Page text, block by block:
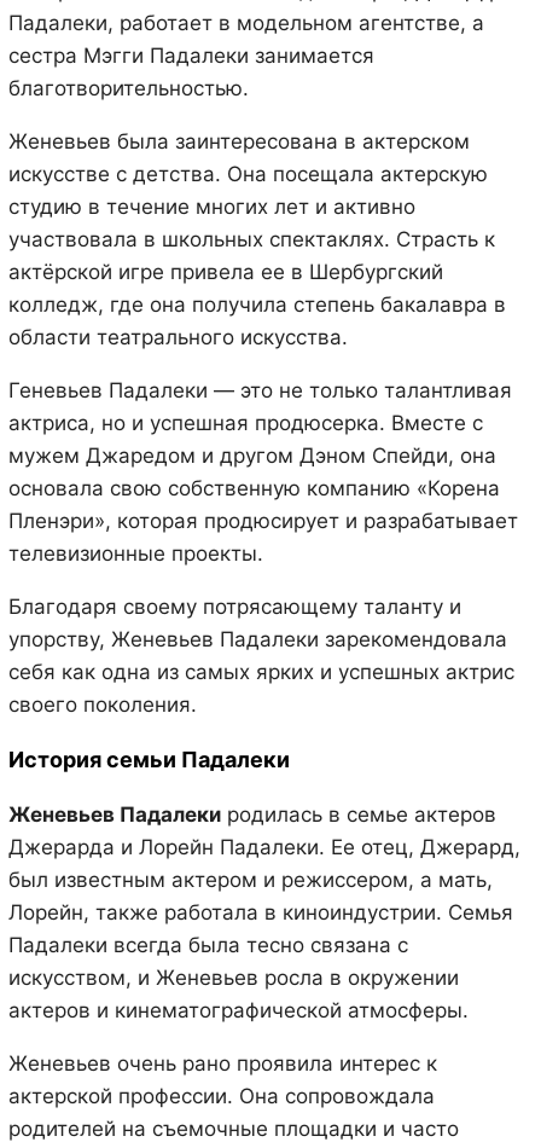
Падалеки, работает в модельном агентстве, а
сестра Мэгги Падалеки занимается
благотворительностью.
Женевьев была заинтересована в актерском
искусстве с детства. Она посещала актерскую
студию в течение многих лет и активно
участвовала в школьных спектаклях. Страсть к
актёрской игре привела ее в Шербургский
колледж, где она получила степень бакалавра в
области театрального искусства.
Геневьев Падалеки — это не только талантливая
актриса, но и успешная продюсерка. Вместе с
мужем Джаредом и другом Дэном Спейди, она
основала свою собственную компанию «Корена
Пленэри», которая продюсирует и разрабатывает
телевизионные проекты.
Благодаря своему потрясающему таланту и
упорству, Женевьев Падалеки зарекомендовала
себя как одна из самых ярких и успешных актрис
своего поколения.
История семьи Падалеки
Женевьев Падалекиродилась в семье актеров
Джерарда и Лорейн Падалеки. Ее отец, Джерард,
был известным актером и режиссером, а мать,
Лорейн, также работала в киноиндустрии. Семья
Падалеки всегда была тесно связана с
искусством, и Женевьев росла в окружении
актеров и кинематографической атмосферы.
Женевьев очень рано проявила интерес к
актерской профессии. Она сопровождала
родителей на съемочные площадки и часто